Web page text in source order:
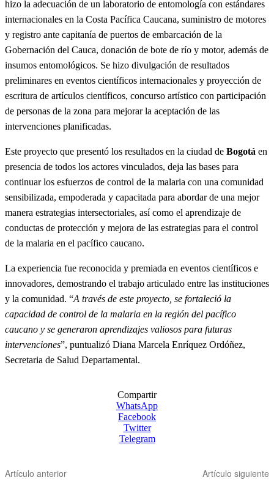
hizo la adecuación de un laboratorio de entomología con estándares
internacionales en la Costa Pacífica Caucana, suministro de motores
y registro ante capitanía de puertos de embarcación de la
Gobernación del Cauca, donación de bote de río y motor, además de
insumos entomológicos. Se hizo divulgación de resultados
preliminares en eventos científicos internacionales y proyección de
escritura de artículos científicos, concurso artístico con participación
de personas de la zona para mejorar la aceptación de las
intervenciones planificadas.
Este proyecto que presentó los resultados en la ciudad de Bogotá en
presencia de todos los actores vinculados, deja las bases para
continuar los esfuerzos de control de la malaria con una comunidad
sensibilizada, empoderada y capacitada para abordar de una mejor
manera estrategias intersectoriales, así como el aprendizaje de
conductas de protección y mejora de las estrategias para el control
de la malaria en el pacífico caucano.
La experiencia fue reconocida y premiada en eventos científicos e
innovadores, demostrando el trabajo articulado entre las instituciones
y la comunidad. “A través de este proyecto, se fortaleció la
capacidad de control de la malaria en la región del pacífico
caucano y se generaron aprendizajes valiosos para futuras
intervenciones”, puntualizó Diana Marcela Enríquez Ordóñez,
Secretaria de Salud Departamental.
Compartir
WhatsApp
Facebook
Twitter
Telegram
Artículo anterior Artículo siguiente